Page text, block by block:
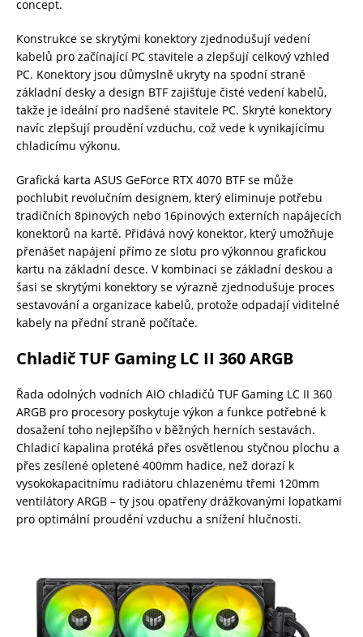
concept.
Konstrukce se skrytými konektory zjednodušují vedení
kabelů pro začínající PC stavitele a zlepšují celkový vzhled
PC. Konektory jsou důmyslně ukryty na spodní straně
základní desky a design BTF zajišťuje čisté vedení kabelů,
takže je ideální pro nadšené stavitele PC. Skryté konektory
navíc zlepšují proudění vzduchu, což vede k vynikajícímu
chladicímu výkonu.
Grafická karta ASUS GeForce RTX 4070 BTF se může
pochlubit revolučním designem, který eliminuje potřebu
tradičních 8pinových nebo 16pinových externích napájecích
konektorů na kartě. Přidává nový konektor, který umožňuje
přenášet napájení přímo ze slotu pro výkonnou grafickou
kartu na základní desce. V kombinaci se základní deskou a
šasi se skrytými konektory se výrazně zjednodušuje proces
sestavování a organizace kabelů, protože odpadají viditelné
kabely na přední straně počítače.
Chladič TUF Gaming LC II 360 ARGB
Řada odolných vodních AIO chladičů TUF Gaming LC II 360
ARGB pro procesory poskytuje výkon a funkce potřebné k
dosažení toho nejlepšího v běžných herních sestavách.
Chladicí kapalina protéká přes osvětlenou styčnou plochu a
přes zesílené opletené 400mm hadice, než dorazí k
vysokokapacitnímu radiátoru chlazenému třemi 120mm
ventilátory ARGB – ty jsou opatřeny drážkovanými lopatkami
pro optimální proudění vzduchu a snížení hlučnosti.